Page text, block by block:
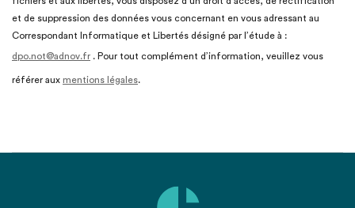
et de suppression des données vous concernant en vous adressant au
Correspondant Informatique et Libertés désigné par l’étude à :
dpo.not@adnov.fr . Pour tout complément d’information, veuillez vous
référer aux mentions légales.